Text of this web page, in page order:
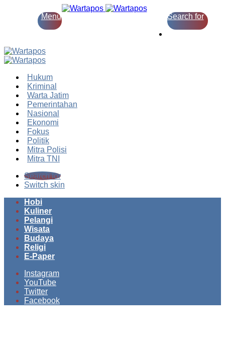
Menu Search for
Hukum
Kriminal
Warta Jatim
Pemerintahan
Nasional
Ekonomi
Fokus
Politik
Mitra Polisi
Mitra TNI
Search for
Switch skin
Hobi
Kuliner
Pelangi
Wisata
Budaya
Religi
E-Paper
Instagram
YouTube
Twitter
Facebook